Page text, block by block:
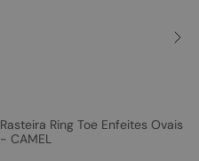
Rasteira Ring Toe Enfeites Ovais
- CAMEL